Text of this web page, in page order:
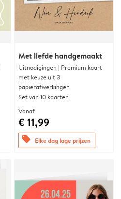
Met liefde handgemaakt
Uitnodigingen | Premium kaart
met keuze uit 3
papierafwerkingen
Set van 10 kaarten
Vanaf
€ 11,99
offers Elke dag lage prijzen